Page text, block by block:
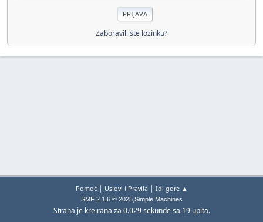
Zaboravili ste lozinku?
Pomoć| Uslovi i Pravila| Idi gore ▲
SMF 2.1.6 © 2025,Simple Machines
Strana je kreirana za 0.029 sekunde sa 19 upita.